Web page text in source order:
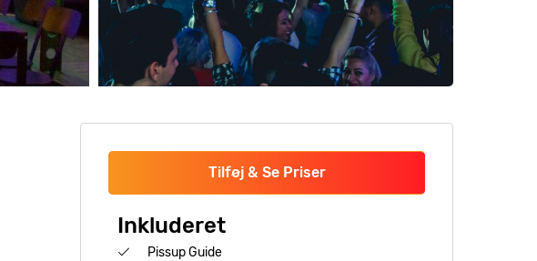
Tilføj & Se Priser
Inkluderet
Pissup Guide